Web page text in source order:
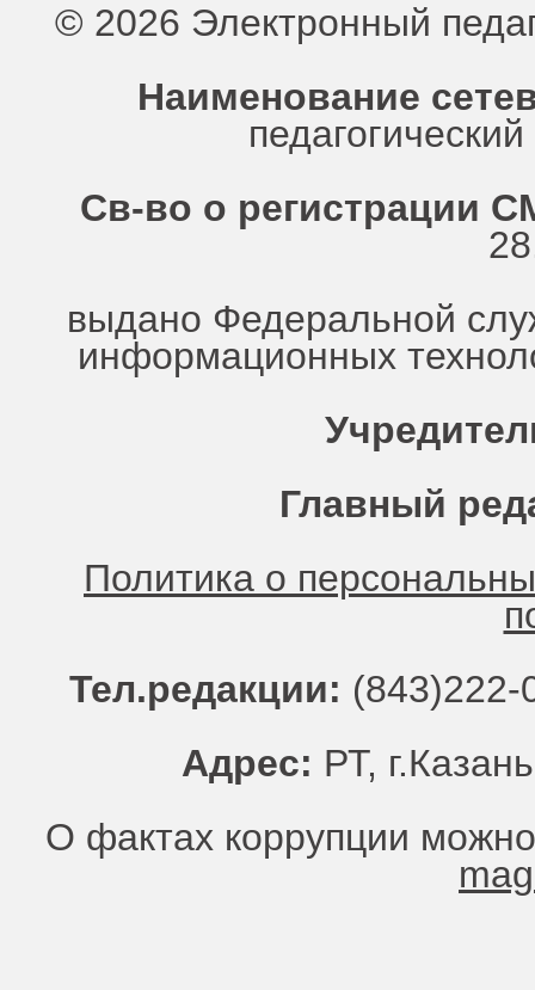
© 2026 Электронный
Наименование
Св-во о регистрации
выдано Федеральной
информационных
Главный
Политика о
Тел.редакции:
Адрес: РТ,
О фактах коррупции